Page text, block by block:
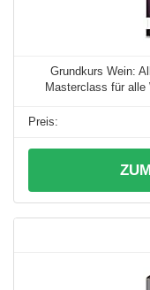
Grundkurs Wein:
Masterclass für alle